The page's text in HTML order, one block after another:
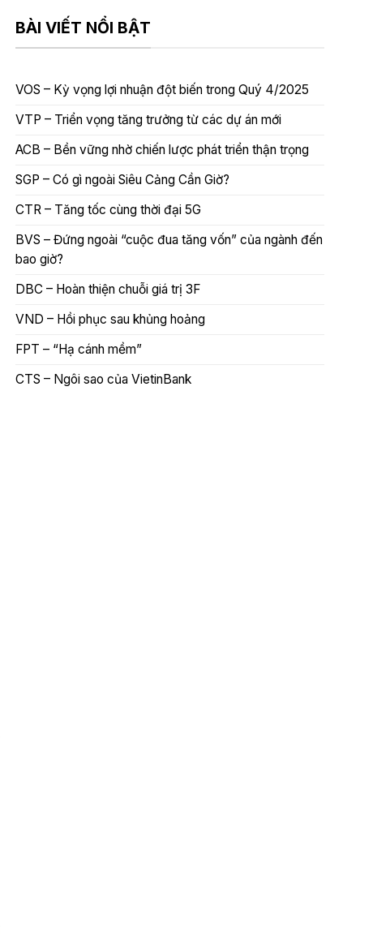
BÀI VIẾT NỔI BẬT
VOS – Kỳ vọng lợi nhuận đột biến trong Quý 4/2025
VTP – Triển vọng tăng trưởng từ các dự án mới
ACB – Bền vững nhờ chiến lược phát triển thận trọng
SGP – Có gì ngoài Siêu Cảng Cần Giờ?
CTR – Tăng tốc cùng thời đại 5G
BVS – Đứng ngoài “cuộc đua tăng vốn” của ngành đến
bao giờ?
DBC – Hoàn thiện chuỗi giá trị 3F
VND – Hồi phục sau khủng hoảng
FPT – “Hạ cánh mềm”
CTS – Ngôi sao của VietinBank